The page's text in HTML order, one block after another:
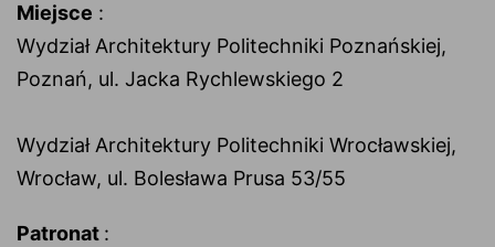
Miejsce :
Wydział Architektury Politechniki Poznańskiej,
Poznań, ul. Jacka Rychlewskiego 2
Wydział Architektury Politechniki Wrocławskiej,
Wrocław, ul. Bolesława Prusa 53/55
Patronat :